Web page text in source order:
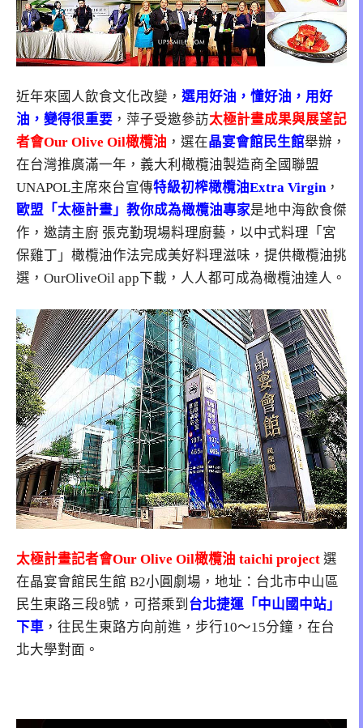
近年來國人飲食文化改變， 選用好油，懂好油，用好
油，變得很重要 ，萍子受邀參訪太極計畫成果與展望記
者會Our Olive Oil橄欖油 ，選在晶宴會館民生館舉辦，
在台灣推廣滿一年，義大利橄欖油製造商全國聯盟
UNAPOL主席來台宣傳特級初榨橄欖油Extra Virgin，
歐盟「太極計畫」教你成為橄欖油專家是地中海飲食傑
作，邀請主廚 張克勤現場料理廚藝，以中式料理「宮
保雞丁」橄欖油作法完成美好料理滋味，提供橄欖油挑
選，OurOliveOil app下載，人人都可成為橄欖油達人。
太極計畫記者會Our Olive Oil橄欖油 taichi project 選
在晶宴會館民生館 B2小圓劇場，地址：台北市中山區
民生東路三段8號，可搭乘到 台北捷運「中山國中站」
下車 ，往民生東路方向前進，步行10～15分鐘，在台
北大學對面。